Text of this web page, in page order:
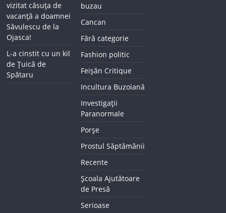
vizitat căsuța de
vacanță a doamnei
Săvulescu de la
Ojasca!
L-a cinstit cu un kil
de Țuică de
Spătaru
buzau
Cancan
Fără categorie
Fashion politic
Feișăn Critique
Incultura Buzoiană
Investigații
Paranormale
Porșe
Prostul Săptămânii
Recente
Școala Ajutătoare
de Presă
Serioase